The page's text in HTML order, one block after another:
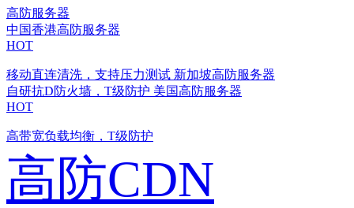
高防服务器
中国香港高防服务器
HOT
移动直连清洗，支持压力测试 新加坡高防服务器
自研抗D防火墙，T级防护 美国高防服务器
HOT
高带宽负载均衡，T级防护
高防CDN